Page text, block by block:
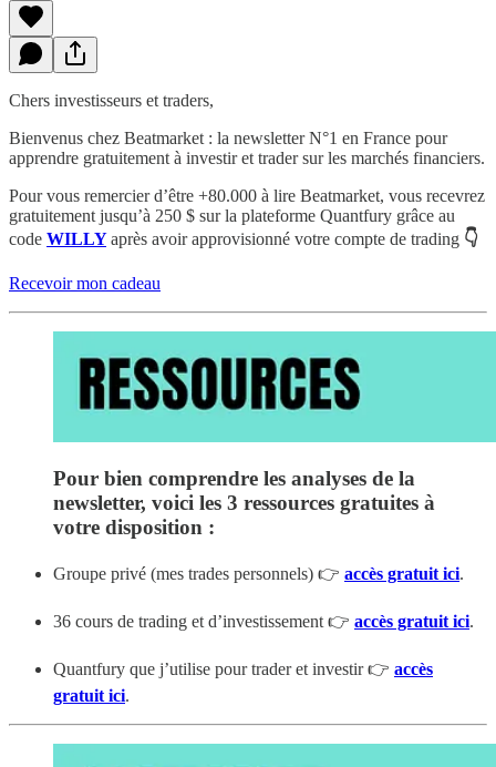
Chers investisseurs et traders,
Bienvenus chez Beatmarket : la newsletter N°1 en France pour
apprendre gratuitement à investir et trader sur les marchés financiers.
Pour vous remercier d’être +80.000 à lire Beatmarket, vous recevrez
gratuitement jusqu’à 250 $ sur la plateforme Quantfury grâce au
code WILLY après avoir approvisionné votre compte de trading 👇
Recevoir mon cadeau
Pour bien comprendre les analyses de la
newsletter, voici les 3 ressources gratuites à
votre disposition :
Groupe privé (mes trades personnels) 👉 accès gratuit ici.
36 cours de trading et d’investissement 👉 accès gratuit ici.
Quantfury que j’utilise pour trader et investir 👉 accès
gratuit ici.